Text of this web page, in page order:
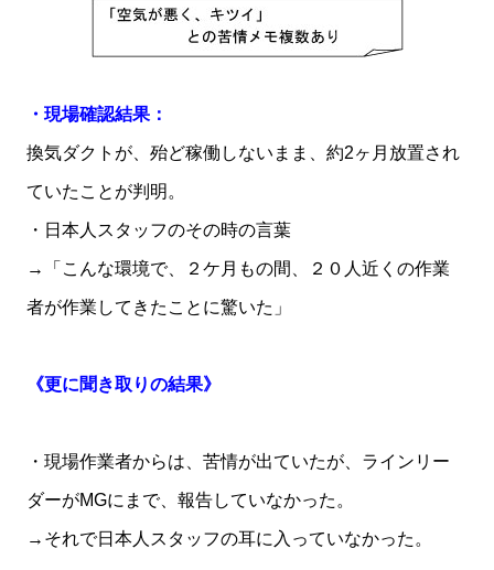
・現場確認結果：
換気ダクトが、殆ど稼働しないまま、約2ヶ月放置され
ていたことが判明。
・日本人スタッフのその時の言葉
→「こんな環境で、２ケ月もの間、２０人近くの作業
者が作業してきたことに驚いた」
《更に聞き取りの結果》
・現場作業者からは、苦情が出ていたが、ラインリー
ダーがMGにまで、報告していなかった。
→それで日本人スタッフの耳に入っていなかった。